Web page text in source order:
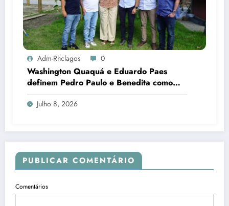
Adm-Rhclagos 0
Washington Quaquá e Eduardo Paes
definem Pedro Paulo e Benedita como
candidatos ao Senado no Rio
Julho 8, 2026
PUBLICAR COMENTÁRIO
Comentários